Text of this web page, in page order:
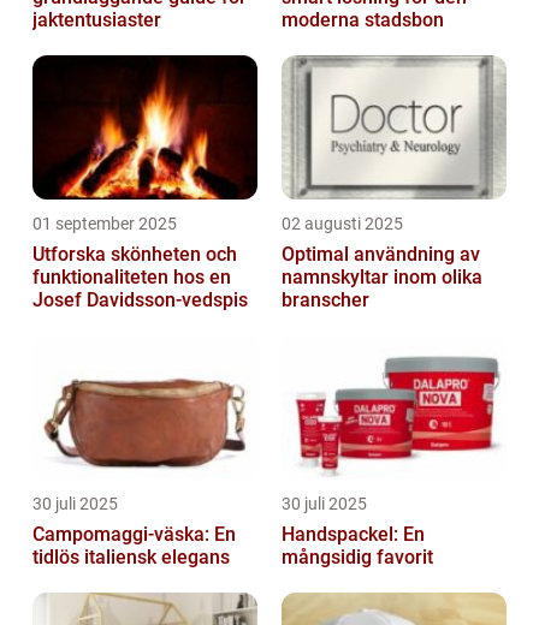
jaktentusiaster
moderna stadsbon
01 september 2025
Utforska skönheten och
funktionaliteten hos en
Josef Davidsson-vedspis
02 augusti 2025
Optimal användning av
namnskyltar inom olika
branscher
30 juli 2025
Campomaggi-väska: En
tidlös italiensk elegans
30 juli 2025
Handspackel: En
mångsidig favorit